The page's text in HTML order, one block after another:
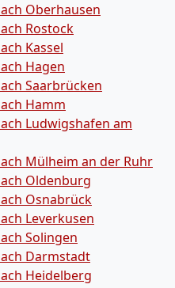
Oberhausen
Rostock
Kassel
Hagen
Saarbrücken
Hamm
Ludwigshafen am
Mülheim an der Ruhr
Oldenburg
Osnabrück
Leverkusen
Solingen
Darmstadt
Heidelberg